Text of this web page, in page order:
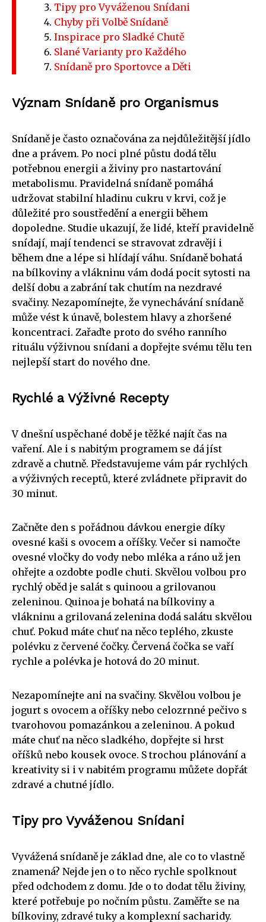
Tipy pro Vyváženou Snídani
Chyby při Volbě Snídaně
Inspirace pro Sladké Chutě
Slané Varianty pro Každého
Snídaně pro Sportovce a Děti
Význam Snídaně pro Organismus
Snídaně je často označována za nejdůležitější jídlo
dne a právem. Po noci plné půstu dodá tělu
potřebnou energii a živiny pro nastartování
metabolismu. Pravidelná snídaně pomáhá
udržovat stabilní hladinu cukru v krvi, což je
důležité pro soustředění a energii během
dopoledne. Studie ukazují, že lidé, kteří pravidelně
snídají, mají tendenci se stravovat zdravěji i
během dne a lépe si hlídají váhu. Snídaně bohatá
na bílkoviny a vlákninu vám dodá pocit sytosti na
delší dobu a zabrání tak chutím na nezdravé
svačiny. Nezapomínejte, že vynechávání snídaně
může vést k únavě, bolestem hlavy a zhoršené
koncentraci. Zařaďte proto do svého ranního
rituálu výživnou snídani a dopřejte svému tělu ten
nejlepší start do nového dne.
Rychlé a Výživné Recepty
V dnešní uspěchané době je těžké najít čas na
vaření. Ale i s nabitým programem se dá jíst
zdravě a chutně. Představujeme vám pár rychlých
a výživných receptů, které zvládnete připravit do
30 minut.
Začněte den s pořádnou dávkou energie díky
ovesné kaši s ovocem a oříšky. Večer si namočte
ovesné vločky do vody nebo mléka a ráno už jen
ohřejte a ozdobte podle chuti. Skvělou volbou pro
rychlý oběd je salát s quinoou a grilovanou
zeleninou. Quinoa je bohatá na bílkoviny a
vlákninu a grilovaná zelenina dodá salátu skvělou
chuť. Pokud máte chuť na něco teplého, zkuste
polévku z červené čočky. Červená čočka se vaří
rychle a polévka je hotová do 20 minut.
Nezapomínejte ani na svačiny. Skvělou volbou je
jogurt s ovocem a oříšky nebo celozrnné pečivo s
tvarohovou pomazánkou a zeleninou. A pokud
máte chuť na něco sladkého, dopřejte si hrst
oříšků nebo kousek ovoce. S trochou plánování a
kreativity si i v nabitém programu můžete dopřát
zdravé a chutné jídlo.
Tipy pro Vyváženou Snídani
Vyvážená snídaně je základ dne, ale co to vlastně
znamená? Nejde jen o to něco rychle spolknout
před odchodem z domu. Jde o to dodat tělu živiny,
které potřebuje po nočním půstu. Zaměřte se na
bílkoviny, zdravé tuky a komplexní sacharidy.